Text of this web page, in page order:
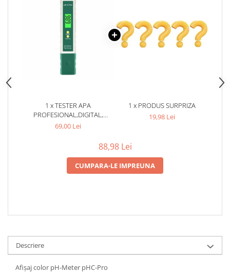
1 x TESTER APA
PROFESIONAL,DIGITAL,
MODEL PRO, PENTRU
69,00 Lei
1 x PRODUS SURPRIZA
19,98 Lei
88,98 Lei
CUMPARA-LE IMPREUNA
Descriere
Afișaj color pH-Meter pHC-Pro